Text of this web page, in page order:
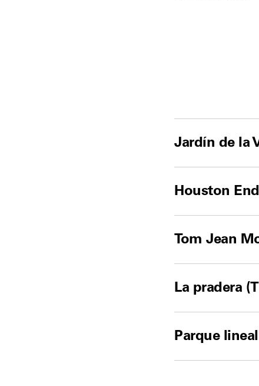
Jardín de la
Houston
Tom Jean
La pradera
Parque